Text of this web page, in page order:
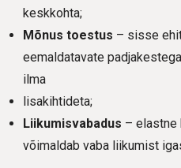
keskkohta;
Mõnus toestus – sisse
eemaldatavate
ilma
lisakihtideta;
Liikumisvabadus – elastne
võimaldab vaba liikumist